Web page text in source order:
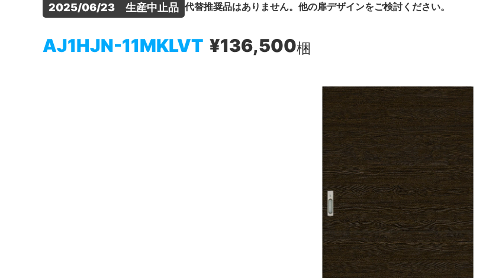
2025/06/23　生産中止品 代替推奨品はありません。他の扉デザインをご検討ください。
AJ1HJN-11MKLVT ¥136,500梱